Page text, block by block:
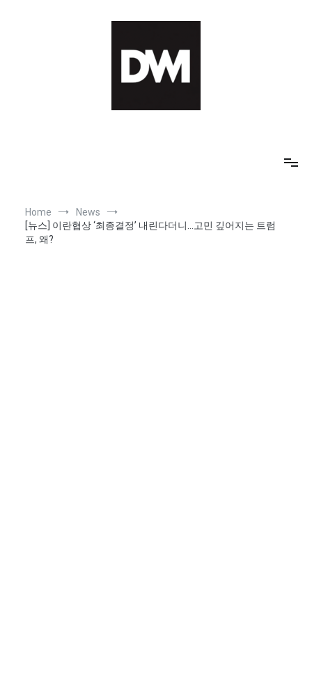
Home
News
[뉴스] 이란협상 ‘최종결정’ 내린다더니…고민 깊어지는 트럼
프, 왜?